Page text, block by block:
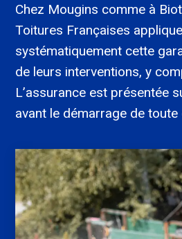
Chez Mougins comme à
Toitures Françaises
systématiquement cette
de leurs interventions, y
L’assurance est présentée
avant le démarrage de toute